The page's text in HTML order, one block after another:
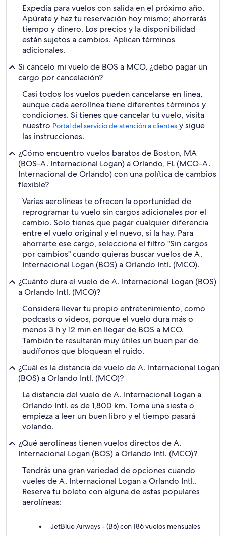
Expedia para vuelos con salida en el próximo año.
Apúrate y haz tu reservación hoy mismo; ahorrarás
tiempo y dinero. Los precios y la disponibilidad
están sujetos a cambios. Aplican términos
adicionales.
Si cancelo mi vuelo de BOS a MCO, ¿debo pagar un
cargo por cancelación?
Casi todos los vuelos pueden cancelarse en línea,
aunque cada aerolínea tiene diferentes términos y
condiciones. Si tienes que cancelar tu vuelo, visita
nuestro Portal del servicio de atención a clientes y sigue
las instrucciones.
¿Cómo encuentro vuelos baratos de Boston, MA
(BOS-A. Internacional Logan) a Orlando, FL (MCO-A.
Internacional de Orlando) con una política de cambios
flexible?
Varias aerolíneas te ofrecen la oportunidad de
reprogramar tu vuelo sin cargos adicionales por el
cambio. Solo tienes que pagar cualquier diferencia
entre el vuelo original y el nuevo, si la hay. Para
ahorrarte ese cargo, selecciona el filtro "Sin cargos
por cambios" cuando quieras buscar vuelos de A.
Internacional Logan (BOS) a Orlando Intl. (MCO).
¿Cuánto dura el vuelo de A. Internacional Logan (BOS)
a Orlando Intl. (MCO)?
Considera llevar tu propio entretenimiento, como
podcasts o videos, porque el vuelo dura más o
menos 3 h y 12 min en llegar de BOS a MCO.
También te resultarán muy útiles un buen par de
audífonos que bloquean el ruido.
¿Cuál es la distancia de vuelo de A. Internacional Logan
(BOS) a Orlando Intl. (MCO)?
La distancia del vuelo de A. Internacional Logan a
Orlando Intl. es de 1,800 km. Toma una siesta o
empieza a leer un buen libro y el tiempo pasará
volando.
¿Qué aerolíneas tienen vuelos directos de A.
Internacional Logan (BOS) a Orlando Intl. (MCO)?
Tendrás una gran variedad de opciones cuando
vueles de A. Internacional Logan a Orlando Intl..
Reserva tu boleto con alguna de estas populares
aerolíneas:
JetBlue Airways - (B6) con 186 vuelos mensuales